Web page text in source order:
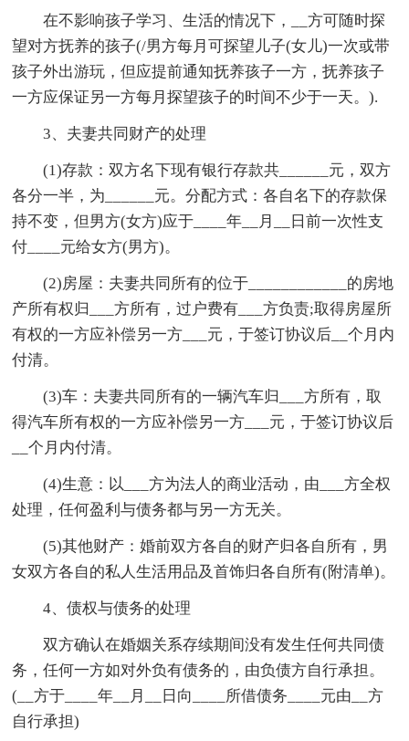
在不影响孩子学习、生活的情况下，__方可随时探
望对方抚养的孩子(/男方每月可探望儿子(女儿)一次或带
孩子外出游玩，但应提前通知抚养孩子一方，抚养孩子
一方应保证另一方每月探望孩子的时间不少于一天。).
3、夫妻共同财产的处理
(1)存款：双方名下现有银行存款共______元，双方
各分一半，为______元。分配方式：各自名下的存款保
持不变，但男方(女方)应于____年__月__日前一次性支
付____元给女方(男方)。
(2)房屋：夫妻共同所有的位于____________的房地
产所有权归___方所有，过户费有___方负责;取得房屋所
有权的一方应补偿另一方___元，于签订协议后__个月内
付清。
(3)车：夫妻共同所有的一辆汽车归___方所有，取
得汽车所有权的一方应补偿另一方___元，于签订协议后
__个月内付清。
(4)生意：以___方为法人的商业活动，由___方全权
处理，任何盈利与债务都与另一方无关。
(5)其他财产：婚前双方各自的财产归各自所有，男
女双方各自的私人生活用品及首饰归各自所有(附清单)。
4、债权与债务的处理
双方确认在婚姻关系存续期间没有发生任何共同债
务，任何一方如对外负有债务的，由负债方自行承担。
(__方于____年__月__日向____所借债务____元由__方
自行承担)